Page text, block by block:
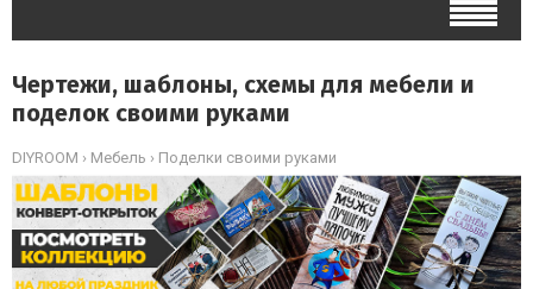
Чертежи, шаблоны, схемы для мебели и
поделок своими руками
DIYROOM › Мебель › Поделки своими руками